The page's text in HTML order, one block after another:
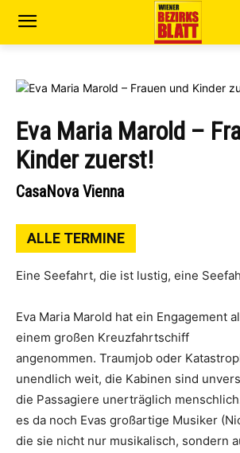
Eva Maria Marold –
Kinder zuerst!
CasaNova Vienna
ALLE TERMINE
Eine Seefahrt, die ist lustig, eine
Eva Maria Marold hat ein Engagement
einem großen Kreuzfahrtschiff
angenommen. Traumjob oder
unendlich weit, die Kabinen sind
die Passagiere unerträglich
es da noch Evas großartige Musiker
die sie nicht nur musikalisch, sondern